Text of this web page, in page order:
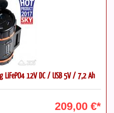
LiFePO4 12V DC / USB 5V / 7,2 Ah
209,00 €*